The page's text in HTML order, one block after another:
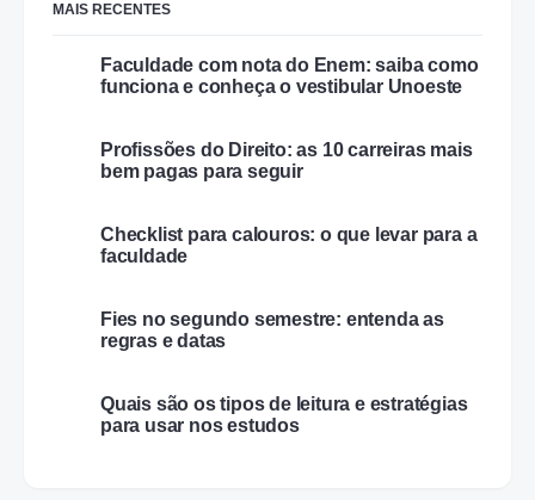
MAIS RECENTES
Faculdade com nota do Enem: saiba como
funciona e conheça o vestibular Unoeste
Profissões do Direito: as 10 carreiras mais
bem pagas para seguir
Checklist para calouros: o que levar para a
faculdade
Fies no segundo semestre: entenda as
regras e datas
Quais são os tipos de leitura e estratégias
para usar nos estudos